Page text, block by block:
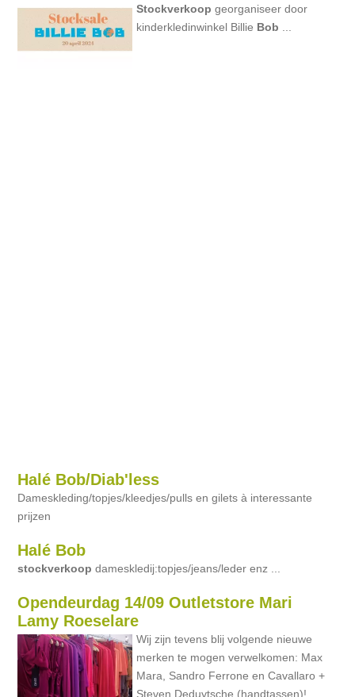
Stockverkoop georganiseer door
kinderkledinwinkel Billie Bob
Halé Bob/Diab'less
Dameskleding/topjes/kleedjes/pulls en gilets à interessante
prijzen
Halé Bob
stockverkoop dameskledij:topjes/jeans/leder enz ...
Opendeurdag 14/09 Outletstore Mari
Lamy Roeselare
Wij zijn tevens blij volgende nieuwe
merken te mogen verwelkomen: Max
Mara, Sandro Ferrone en Cavallaro +
Steven Deduytsche (handtassen)!